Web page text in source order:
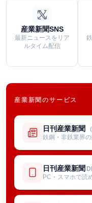
産業新聞SNS
最新ニュースをリア
ルタイム配信
産業新聞のサービス
日刊産業新聞
鉄鋼・非鉄業界
日刊産業新聞
PC・スマホで読